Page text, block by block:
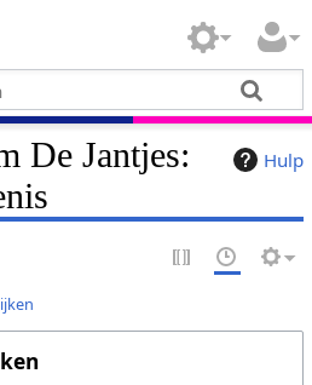
Hulp
De Jantjes: